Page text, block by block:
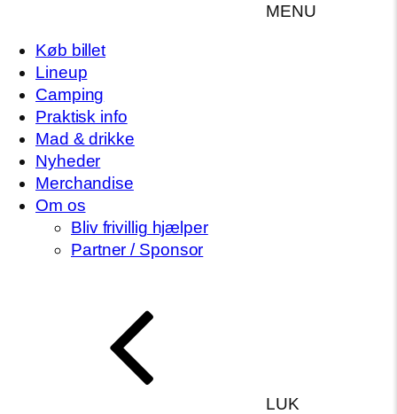
MENU
Køb billet
Lineup
Camping
Praktisk info
Mad & drikke
Nyheder
Merchandise
Om os
Bliv frivillig hjælper
Partner / Sponsor
LUK